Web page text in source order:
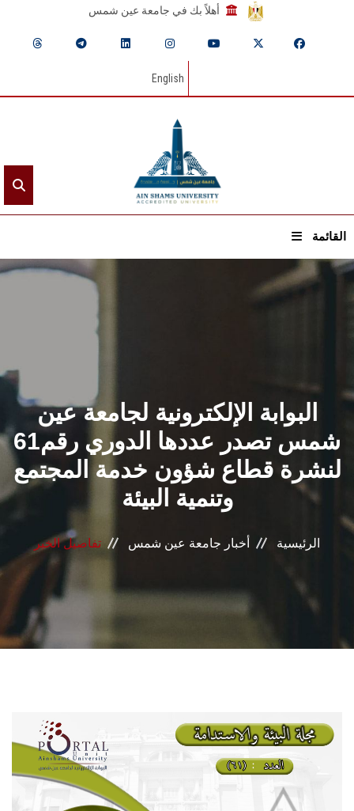
أهلاً بك في جامعة عين شمس
English
القائمة
القطاعـات
الشئون الأكاديمية
البحث العلمي
الرعاية الصحية
المراكز والوحدات
الأنظمة الذكية
الإعلام
هيئة التدريس
الدراسات العليا
البوابة الإلكترونية لجامعة عين
شمس تصدر عددها الدوري رقم61
لنشرة قطاع شؤون خدمة المجتمع
وتنمية البيئة
الرئيسية أخبار جامعة عين شمس تفاصيل الخبر